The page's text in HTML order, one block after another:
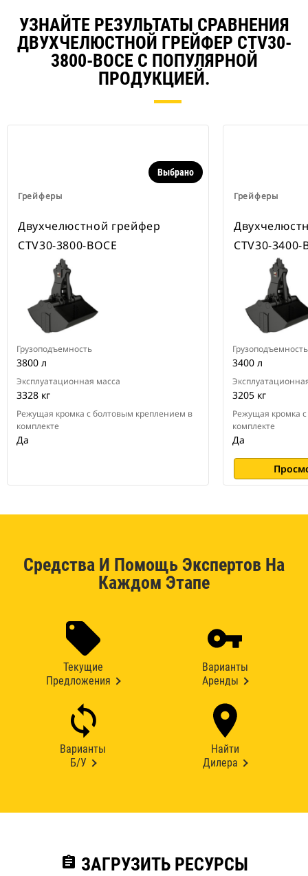
УЗНАЙТЕ РЕЗУЛЬТАТЫ СРАВНЕНИЯ
ДВУХЧЕЛЮСТНОЙ ГРЕЙФЕР CTV30-
3800-BOCE С ПОПУЛЯРНОЙ
ПРОДУКЦИЕЙ.
Грейферы
Выбрано
Двухчелюстной грейфер
CTV30-3800-BOCE
Грузоподъемность
3800 л
Эксплуатационная масса
3328 кг
Режущая кромка с болтовым креплением в
комплекте
Да
Грейферы
CTV30-3400-
Грузоподъемность
3400 л
3205 кг
Режущая кромка
комплекте
Да
Средства И Помощь Экспертов На
Каждом Этапе
Текущие
Предложения
Варианты
Аренды
Варианты
Б/У
Найти
Дилера
assignment ЗАГРУЗИТЬ РЕСУРСЫ